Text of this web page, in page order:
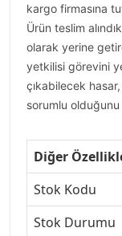
kargo firmasına
Ürün teslim
olarak yerine
yetkilisi görevini
çıkabilecek
sorumlu olduğunu
Diğer
Stok Kodu
Stok Durumu